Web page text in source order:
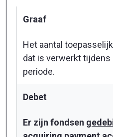
Graaf
Het aantal
dat is verwerkt
periode.
Debet
Er zijn fondsen